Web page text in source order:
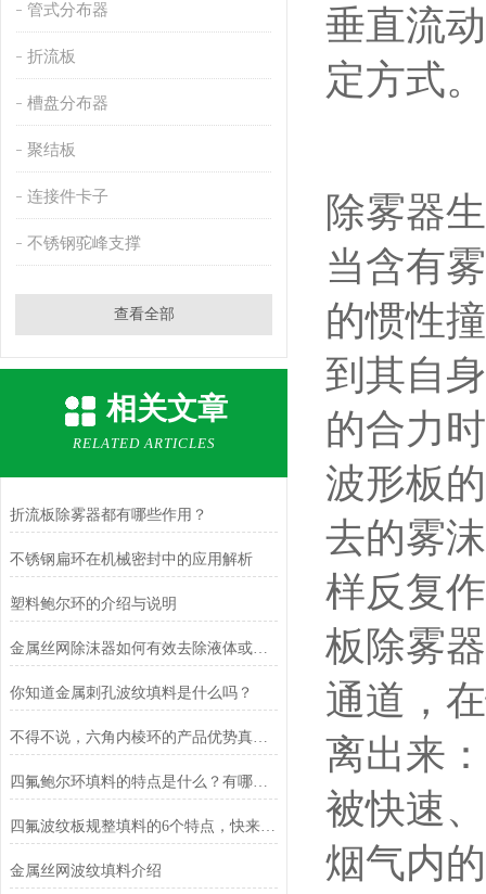
管式分布器
折流板
槽盘分布器
聚结板
连接件卡子
不锈钢驼峰支撑
查看全部
相关文章
RELATED ARTICLES
折流板除雾器都有哪些作用？
不锈钢扁环在机械密封中的应用解析
塑料鲍尔环的介绍与说明
金属丝网除沫器如何有效去除液体或气体中的泡沫？
你知道金属刺孔波纹填料是什么吗？
不得不说，六角内棱环的产品优势真的很多！
四氟鲍尔环填料的特点是什么？有哪些应用？
四氟波纹板规整填料的6个特点，快来了解下
金属丝网波纹填料介绍
垂直流
定方式
除雾器
当含有
的惯性
到其自
的合力
波形板
去的雾
样反复
板除雾
通道，
离出来
被快速
烟气内